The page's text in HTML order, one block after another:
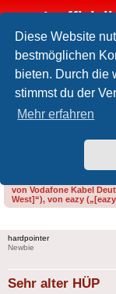
Diese Website
bestmöglichen
bieten. Durch die
stimmst du der
Mehr erfahren
FAQ
Foren-Übersicht
Sehr alter HÜP
Bitte gib bei der
von Vodafone Kabel
West]“), von eazy
hardpointer
Newbie
Sehr alter HÜP